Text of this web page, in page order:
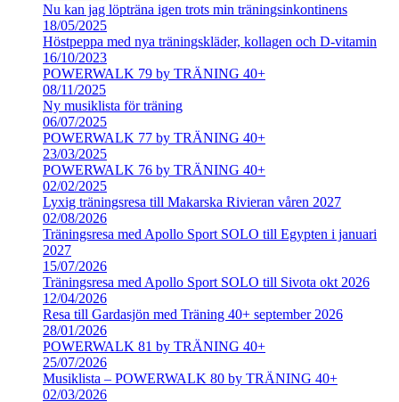
Nu kan jag löpträna igen trots min träningsinkontinens
18/05/2025
Höstpeppa med nya träningskläder, kollagen och D-vitamin
16/10/2023
POWERWALK 79 by TRÄNING 40+
08/11/2025
Ny musiklista för träning
06/07/2025
POWERWALK 77 by TRÄNING 40+
23/03/2025
POWERWALK 76 by TRÄNING 40+
02/02/2025
Lyxig träningsresa till Makarska Rivieran våren 2027
02/08/2026
Träningsresa med Apollo Sport SOLO till Egypten i januari
2027
15/07/2026
Träningsresa med Apollo Sport SOLO till Sivota okt 2026
12/04/2026
Resa till Gardasjön med Träning 40+ september 2026
28/01/2026
POWERWALK 81 by TRÄNING 40+
25/07/2026
Musiklista – POWERWALK 80 by TRÄNING 40+
02/03/2026